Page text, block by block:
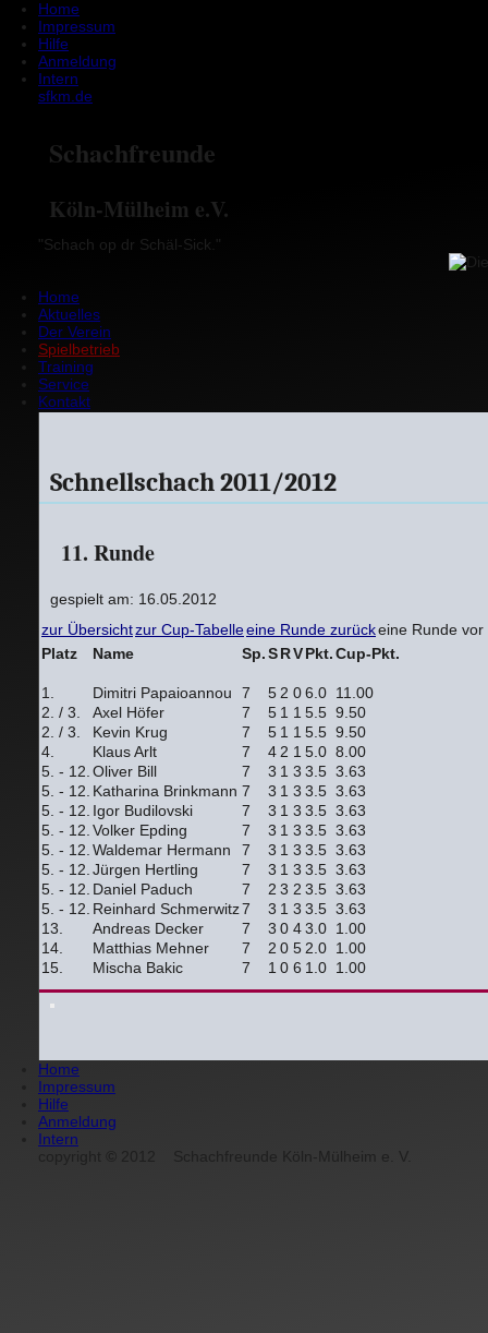
Home
Impressum
Hilfe
Anmeldung
Intern
sfkm.de
Schachfreunde
Köln-Mülheim e.V.
"Schach op dr Schäl-Sick."
Home
Aktuelles
Der Verein
Spielbetrieb
Training
Service
Kontakt
Schnellschach 2011/2012
11. Runde
gespielt am: 16.05.2012
zur Übersichtzur Cup-Tabelleeine Runde zurückeine Runde vor
Platz
Name Sp.SRVPkt.Cup-Pkt.
1. Dimitri Papaioannou 7 5 2 06.0 11.00
2. / 3.
Axel Höfer 7 5 1 1 5.5 9.50
2. / 3.
Kevin Krug 7 5 1 1 5.5 9.50
4.
Klaus Arlt 7 4 2 1 5.0 8.00
5. - 12. Oliver Bill 7 3 1 3 3.5 3.63
5. - 12. Katharina Brinkmann 7 3 1 3 3.5 3.63
5. - 12. Igor Budilovski 7 3 1 3 3.5 3.63
5. - 12. Volker Epding 7 3 1 3 3.5 3.63
5. - 12. Waldemar Hermann 7 3 1 3 3.5 3.63
5. - 12. Jürgen Hertling 7 3 1 3 3.5 3.63
5. - 12. Daniel Paduch 7 2 3 2 3.5 3.63
5. - 12. Reinhard Schmerwitz7 3 1 3 3.5 3.63
13.
Andreas Decker 7 3 0 43.0 1.00
14.
Matthias Mehner 7 2 0 5 2.0 1.00
15.
Mischa Bakic 7 1 0 6 1.0 1.00
Home
Impressum
Hilfe
Anmeldung
Intern
Schachfreunde Köln-Mülheim e. V.